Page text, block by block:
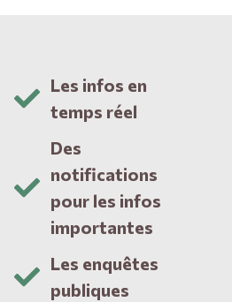
Les infos en
temps réel
Des
notifications
pour les infos
importantes
Les enquêtes
publiques